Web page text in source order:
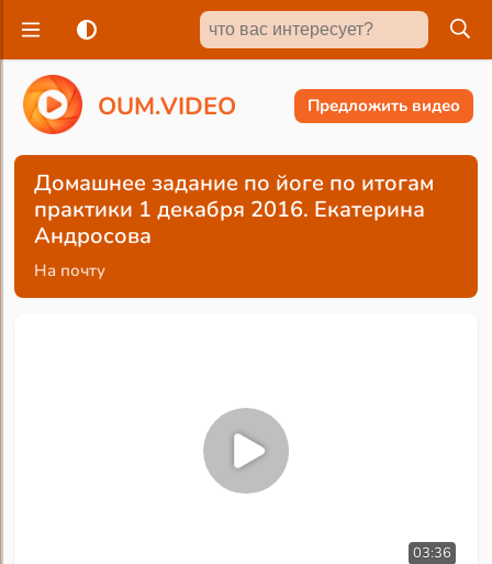
OUM.VIDEO Предложить видео
Домашнее задание по йоге по итогам
практики 1 декабря 2016. Екатерина
Андросова
На почту
03:36